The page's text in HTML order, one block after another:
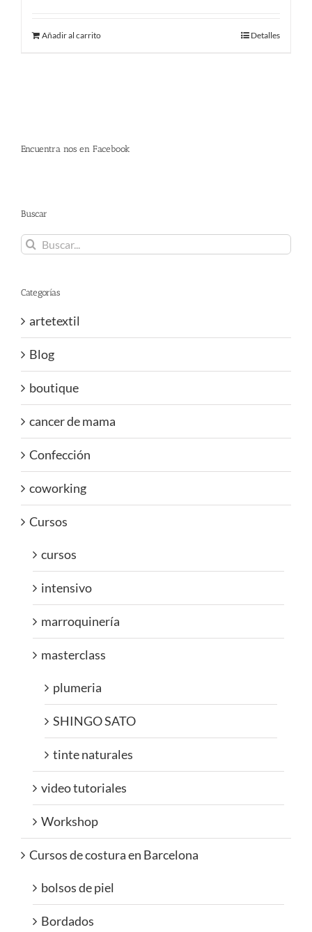
era:
Añadir al carrito Detalles
Encuentra nos en Facebook
Buscar
Buscar:
Categorías
artetextil
Blog
boutique
cancer de mama
Confección
coworking
Cursos
cursos
intensivo
marroquinería
masterclass
plumeria
SHINGO SATO
tinte naturales
video tutoriales
Workshop
Cursos de costura en Barcelona
bolsos de piel
Bordados